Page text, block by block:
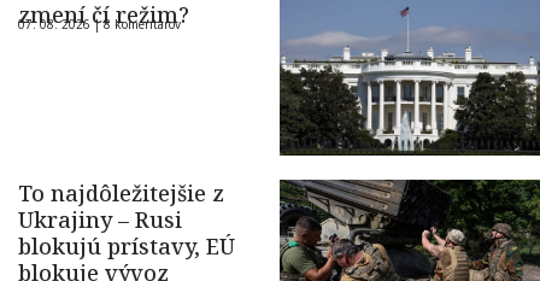
zmení čí režim?
07. 08. 2026 |8 komentárov
To najdôležitejšie z
Ukrajiny – Rusi
blokujú prístavy, EÚ
blokuje vývoz